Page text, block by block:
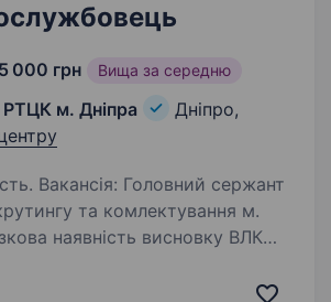
000 грн Вища за середню
м. Дніпра
Дніпро,
сержант
та комлектування м.
наявність висновку ВЛК
ТЦК та СП, ВВНЗ,